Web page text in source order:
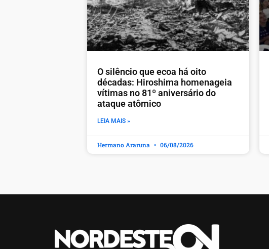
O silêncio que ecoa há oito
décadas: Hiroshima homenageia
vítimas no 81º aniversário do
ataque atômico
LEIA MAIS »
Hermano Araruna 06/08/2026